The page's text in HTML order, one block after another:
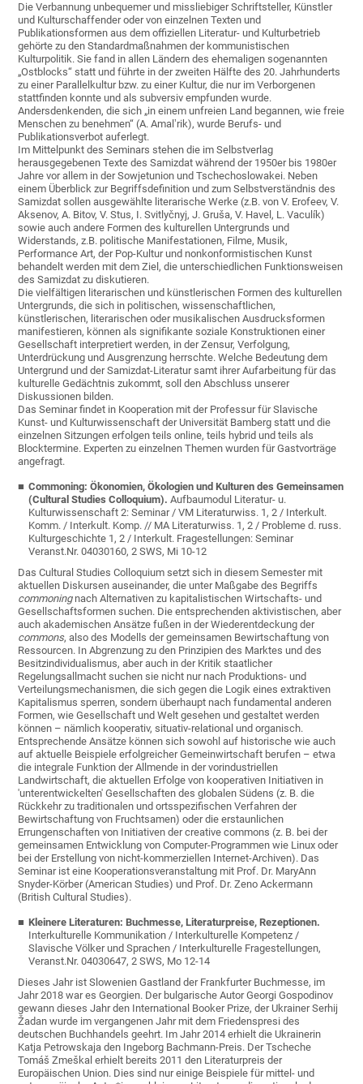
Die Verbannung unbequemer und missliebiger Schriftsteller, Künstler
und Kulturschaffender oder von einzelnen Texten und
Publikationsformen aus dem offiziellen Literatur- und Kulturbetrieb
gehörte zu den Standardmaßnahmen der kommunistischen
Kulturpolitik. Sie fand in allen Ländern des ehemaligen sogenannten
„Ostblocks“ statt und führte in der zweiten Hälfte des 20. Jahrhunderts
zu einer Parallelkultur bzw. zu einer Kultur, die nur im Verborgenen
stattfinden konnte und als subversiv empfunden wurde.
Andersdenkenden, die sich „in einem unfreien Land begannen, wie freie
Menschen zu benehmen“ (A. Amalʼrik), wurde Berufs- und
Publikationsverbot auferlegt.
Im Mittelpunkt des Seminars stehen die im Selbstverlag
herausgegebenen Texte des Samizdat während der 1950er bis 1980er
Jahre vor allem in der Sowjetunion und Tschechoslowakei. Neben
einem Überblick zur Begriffsdefinition und zum Selbstverständnis des
Samizdat sollen ausgewählte literarische Werke (z.B. von V. Erofeev, V.
Aksenov, A. Bitov, V. Stus, I. Svitlyčnyj, J. Gruša, V. Havel, L. Vaculík)
sowie auch andere Formen des kulturellen Untergrunds und
Widerstands, z.B. politische Manifestationen, Filme, Musik,
Performance Art, der Pop-Kultur und nonkonformistischen Kunst
behandelt werden mit dem Ziel, die unterschiedlichen Funktionsweisen
des Samizdat zu diskutieren.
Die vielfältigen literarischen und künstlerischen Formen des kulturellen
Untergrunds, die sich in politischen, wissenschaftlichen,
künstlerischen, literarischen oder musikalischen Ausdrucksformen
manifestieren, können als signifikante soziale Konstruktionen einer
Gesellschaft interpretiert werden, in der Zensur, Verfolgung,
Unterdrückung und Ausgrenzung herrschte. Welche Bedeutung dem
Untergrund und der Samizdat-Literatur samt ihrer Aufarbeitung für das
kulturelle Gedächtnis zukommt, soll den Abschluss unserer
Diskussionen bilden.
Das Seminar findet in Kooperation mit der Professur für Slavische
Kunst- und Kulturwissenschaft der Universität Bamberg statt und die
einzelnen Sitzungen erfolgen teils online, teils hybrid und teils als
Blocktermine. Experten zu einzelnen Themen wurden für Gastvorträge
angefragt.
Commoning: Ökonomien, Ökologien und Kulturen des Gemeinsamen
(Cultural Studies Colloquium). Aufbaumodul Literatur- u.
Kulturwissenschaft 2: Seminar / VM Literaturwiss. 1, 2 / Interkult.
Komm. / Interkult. Komp. // MA Literaturwiss. 1, 2 / Probleme d. russ.
Kulturgeschichte 1, 2 / Interkult. Fragestellungen: Seminar
Veranst.Nr. 04030160, 2 SWS, Mi 10-12
Das Cultural Studies Colloquium setzt sich in diesem Semester mit
aktuellen Diskursen auseinander, die unter Maßgabe des Begriffs
commoning nach Alternativen zu kapitalistischen Wirtschafts- und
Gesellschaftsformen suchen. Die entsprechenden aktivistischen, aber
auch akademischen Ansätze fußen in der Wiederentdeckung der
commons, also des Modells der gemeinsamen Bewirtschaftung von
Ressourcen. In Abgrenzung zu den Prinzipien des Marktes und des
Besitzindividualismus, aber auch in der Kritik staatlicher
Regelungsallmacht suchen sie nicht nur nach Produktions- und
Verteilungsmechanismen, die sich gegen die Logik eines extraktiven
Kapitalismus sperren, sondern überhaupt nach fundamental anderen
Formen, wie Gesellschaft und Welt gesehen und gestaltet werden
können – nämlich kooperativ, situativ-relational und organisch.
Entsprechende Ansätze können sich sowohl auf historische wie auch
auf aktuelle Beispiele erfolgreicher Gemeinwirtschaft berufen – etwa
die integrale Funktion der Allmende in der vorindustriellen
Landwirtschaft, die aktuellen Erfolge von kooperativen Initiativen in
'unterentwickelten' Gesellschaften des globalen Südens (z. B. die
Rückkehr zu traditionalen und ortsspezifischen Verfahren der
Bewirtschaftung von Fruchtsamen) oder die erstaunlichen
Errungenschaften von Initiativen der creative commons (z. B. bei der
gemeinsamen Entwicklung von Computer-Programmen wie Linux oder
bei der Erstellung von nicht-kommerziellen Internet-Archiven). Das
Seminar ist eine Kooperationsveranstaltung mit Prof. Dr. MaryAnn
Snyder-Körber (American Studies) und Prof. Dr. Zeno Ackermann
(British Cultural Studies).
Kleinere Literaturen: Buchmesse, Literaturpreise, Rezeptionen.
Interkulturelle Kommunikation / Interkulturelle Kompetenz /
Slavische Völker und Sprachen / Interkulturelle Fragestellungen,
Veranst.Nr. 04030647, 2 SWS, Mo 12-14
Dieses Jahr ist Slowenien Gastland der Frankfurter Buchmesse, im
Jahr 2018 war es Georgien. Der bulgarische Autor Georgi Gospodinov
gewann dieses Jahr den International Booker Prize, der Ukrainer Serhij
Žadan wurde im vergangenen Jahr mit dem Friedenspresi des
deutschen Buchhandels geehrt. Im Jahr 2014 erhielt die Ukrainerin
Katja Petrowskaja den Ingeborg Bachmann-Preis. Der Tscheche
Tomáš Zmeškal erhielt bereits 2011 den Literaturpreis der
Europäischen Union. Dies sind nur einige Beispiele für mittel- und